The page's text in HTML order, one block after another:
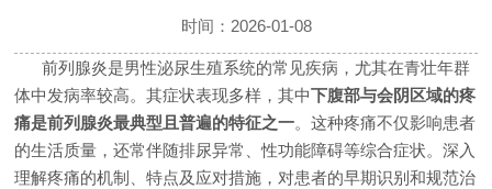
时间：2026-01-08
前列腺炎是男性泌尿生殖系统的常见疾病，尤其在青壮年群
体中发病率较高。其症状表现多样，其中下腹部与会阴区域的疼
痛是前列腺炎最典型且普遍的特征之一。这种疼痛不仅影响患者
的生活质量，还常伴随排尿异常、性功能障碍等综合症状。深入
理解疼痛的机制、特点及应对措施，对患者的早期识别和规范治